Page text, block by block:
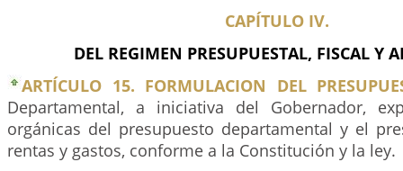
CAPÍTULO IV.
DEL REGIMEN PRESUPUESTAL, FISCAL Y
ARTÍCULO 15. FORMULACION DEL
Departamental, a iniciativa del Gobernador,
orgánicas del presupuesto departamental y el
rentas y gastos, conforme a la Constitución y la ley.